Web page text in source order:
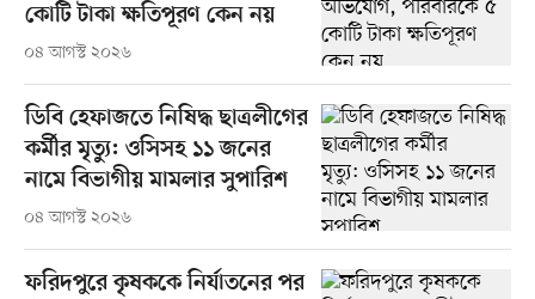
কোটি টাকা ক্ষতিপূরণ কেন নয়
০৪ আগস্ট ২০২৬
ডিবি হেফাজতে নিষিদ্ধ ছাত্রলীগের
কর্মীর মৃত্যু: ওসিসহ ১১ জনের
নামে বিভাগীয় মামলার সুপারিশ
০৪ আগস্ট ২০২৬
ফরিদপুরে কৃষককে নির্যাতনের পর